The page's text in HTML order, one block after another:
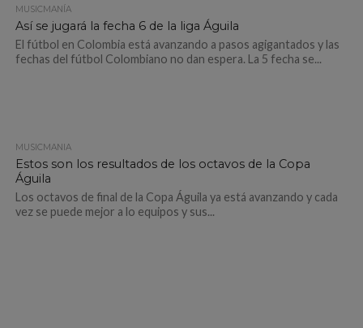
MUSICMANÍA
Así se jugará la fecha 6 de la liga Águila
El fútbol en Colombia está avanzando a pasos agigantados y las
fechas del fútbol Colombiano no dan espera. La 5 fecha se...
MUSICMANÍA
Estos son los resultados de los octavos de la Copa
Águila
Los octavos de final de la Copa Águila ya está avanzando y cada
vez se puede mejor a lo equipos y sus...